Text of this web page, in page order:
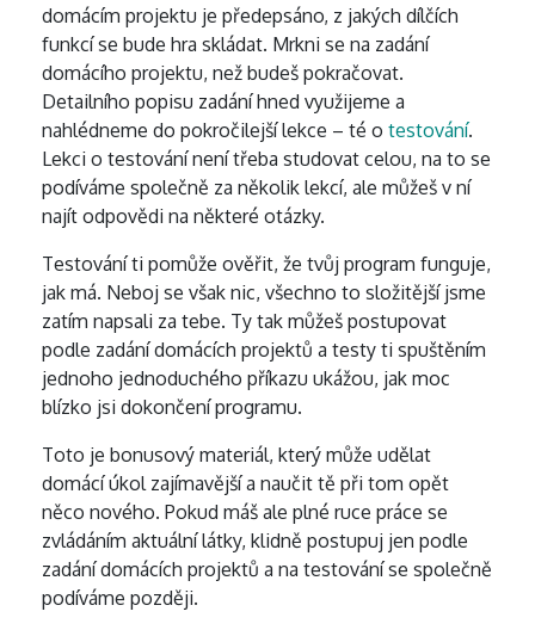
domácím projektu je předepsáno, z jakých dílčích
funkcí se bude hra skládat. Mrkni se na zadání
domácího projektu, než budeš pokračovat.
Detailního popisu zadání hned využijeme a
nahlédneme do pokročilejší lekce – té o testování.
Lekci o testování není třeba studovat celou, na to se
podíváme společně za několik lekcí, ale můžeš v ní
najít odpovědi na některé otázky.
Testování ti pomůže ověřit, že tvůj program funguje,
jak má. Neboj se však nic, všechno to složitější jsme
zatím napsali za tebe. Ty tak můžeš postupovat
podle zadání domácích projektů a testy ti spuštěním
jednoho jednoduchého příkazu ukážou, jak moc
blízko jsi dokončení programu.
Toto je bonusový materiál, který může udělat
domácí úkol zajímavější a naučit tě při tom opět
něco nového. Pokud máš ale plné ruce práce se
zvládáním aktuální látky, klidně postupuj jen podle
zadání domácích projektů a na testování se společně
podíváme později.